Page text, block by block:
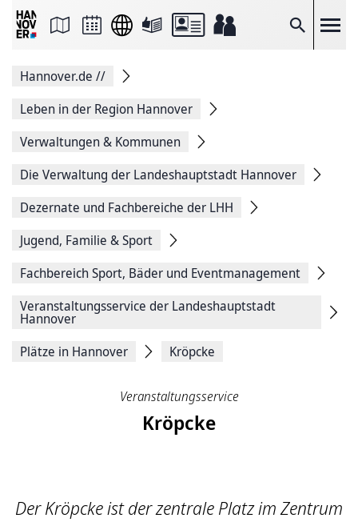
Suche
Seite
Facebook
teilen
Seitenlink
Seite
Hannover.de //
Leben in der Region Hannover
Verwaltungen & Kommunen
Die Verwaltung der Landeshauptstadt Hannover
Dezernate und Fachbereiche der LHH
Jugend, Familie & Sport
Fachbereich Sport, Bäder und Eventmanagement
Veranstaltungsservice der Landeshauptstadt
Hannover
Plätze in Hannover
Kröpcke
Veranstaltungsservice
Kröpcke
Der Kröpcke ist der zentrale Platz im Zentrum